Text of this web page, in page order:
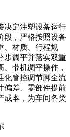
决定注塑设备运行
段，严格按照设备
、材质、行程规
步调平并落实双重
带机调平操作，
化管控调节脚全流
偏差、零部件提前
成本，为车间各类